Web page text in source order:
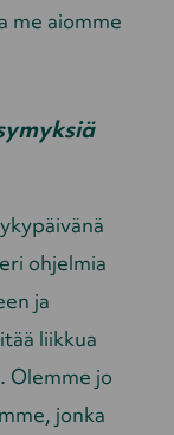
me aiomme
ohjelmia
ja
liikkua
Olemme jo
jonka